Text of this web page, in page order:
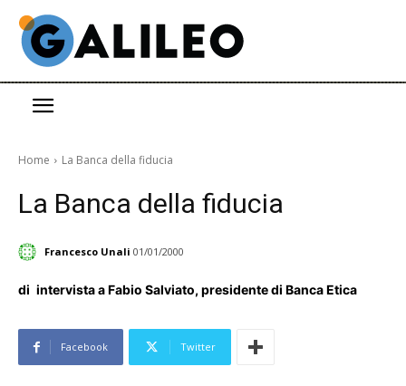
Home La Banca della fiducia
La Banca della fiducia
Francesco Unali 01/01/2000
di intervista a Fabio Salviato, presidente di Banca Etica
Facebook Twitter